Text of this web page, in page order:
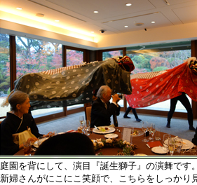
庭園を背にして、演目『誕生獅子』の演舞です
新婦さんがにこにこ笑顔で、こちらをしっかり